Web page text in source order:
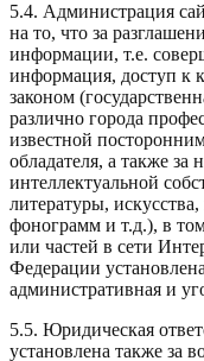
5.4. Администрация
на то, что за
информации, т.е.
информация, доступ к
законом
различно города
известной
обладателя, а также за
интеллектуальной
литературы,
фонограмм и т.д.), в
или частей в сети
Федерации
административная и
5.5. Юридическая
установлена также за